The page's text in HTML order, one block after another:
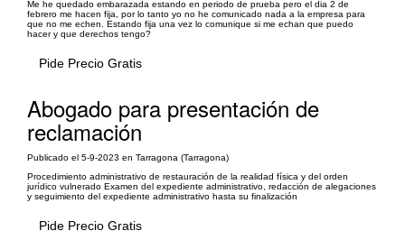
Me he quedado embarazada estando en periodo de prueba pero el dia 2 de
febrero me hacen fija, por lo tanto yo no he comunicado nada a la empresa para
que no me echen. Estando fija una vez lo comunique si me echan que puedo
hacer y que derechos tengo?
Pide Precio Gratis
Abogado para presentación de
reclamación
Publicado el 5-9-2023 en Tarragona (Tarragona)
Procedimiento administrativo de restauración de la realidad física y del orden
jurídico vulnerado Examen del expediente administrativo, redacción de alegaciones
y seguimiento del expediente administrativo hasta su finalización
Pide Precio Gratis